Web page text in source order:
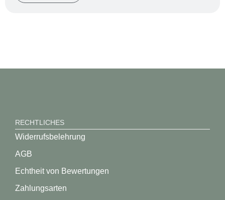
RECHTLICHES
Widerrufsbelehrung
AGB
Echtheit von Bewertungen
Zahlungsarten